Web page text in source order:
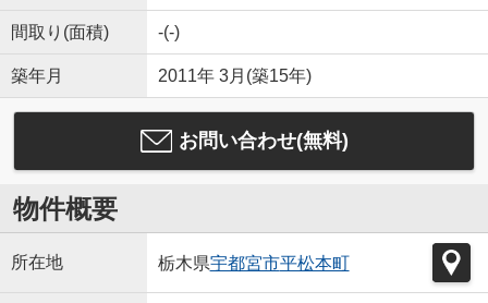
間取り(面積) -(-)
築年月 2011年 3月(築15年)
お問い合わせ(無料)
物件概要
所在地 栃木県宇都宮市平松本町